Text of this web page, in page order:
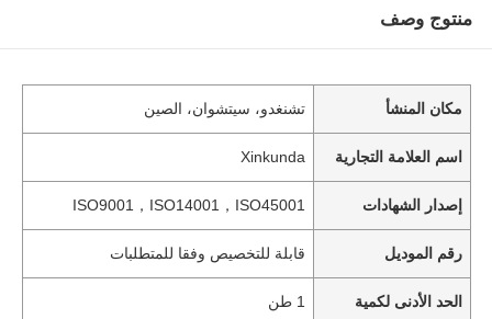
منتوج وصف
مكان المنشأ تشنغدو، سيتشوان، الصين
اسم العلامة التجارية Xinkunda
إصدار الشهادات ISO9001，ISO14001，ISO45001
رقم الموديل قابلة للتخصيص وفقا للمتطلبات
الحد الأدنى لكمية 1 طن